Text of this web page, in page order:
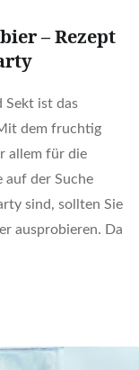
– Rezept
Sekt ist das
dem fruchtig
allem für die
auf der Suche
sind, sollten Sie
ausprobieren. Da